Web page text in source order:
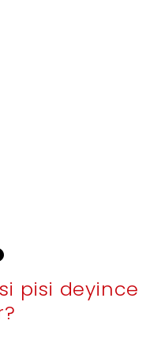
pisi deyince